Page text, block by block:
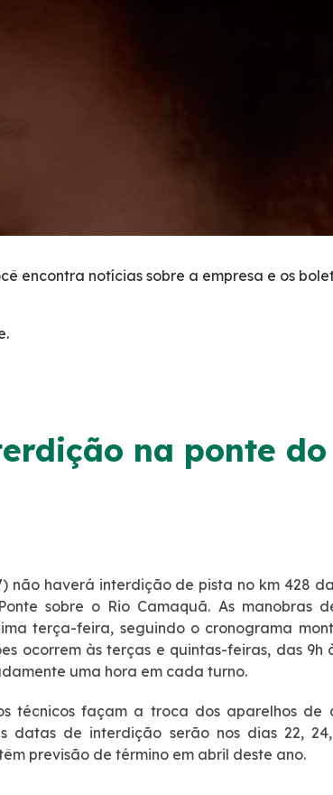
encontra notícias sobre a empresa e os
na ponte
não haverá interdição de pista no km 428 da
sobre o Rio Camaquã. As manobras
terça-feira, seguindo o cronograma
ocorrem às terças e quintas-feiras, das 9h
uma hora em cada turno.
técnicos façam a troca dos aparelhos de
datas de interdição serão nos dias 22,
previsão de término em abril deste ano.